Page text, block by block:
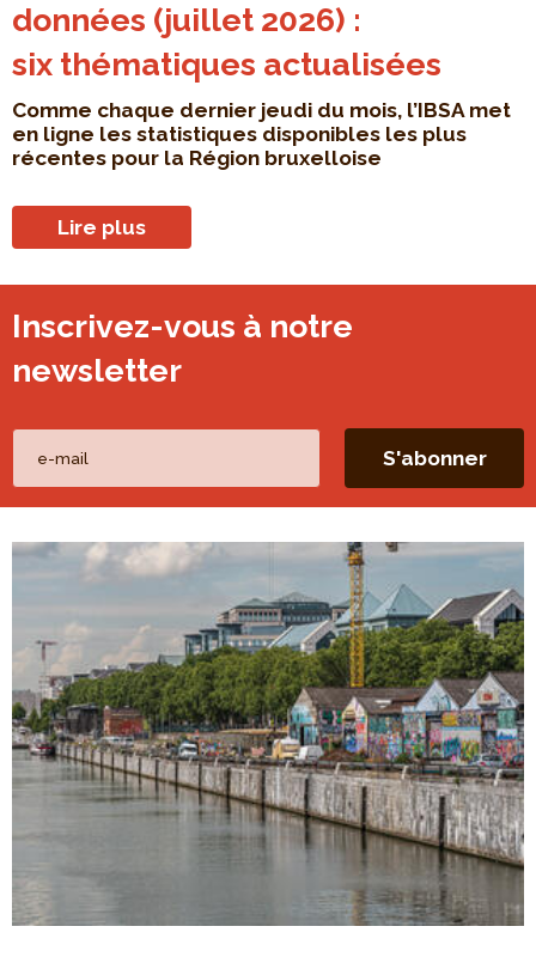
Inscrivez-vous à notre
newsletter
données (juillet 2026) :
six thématiques actualisées
Comme chaque dernier jeudi du mois, l’IBSA met
en ligne les statistiques disponibles les plus
récentes pour la Région bruxelloise
Lire plus